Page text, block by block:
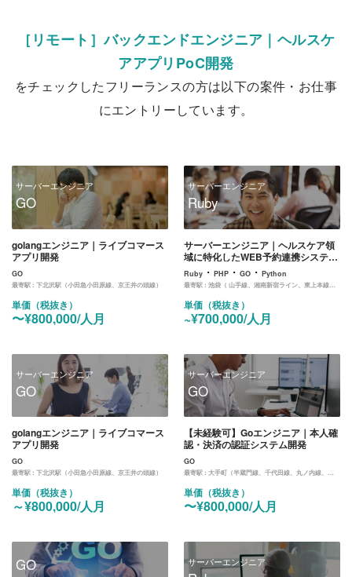
［リモート］バックエンドエンジニア｜ヘルスケ
アアプリPoC開発
をチェックしたフリーランスの方は以下の案件・お仕事
にエントリーしています。
サーバーエンジニア
GO
golangエンジニア｜ライブコマース
アプリ開発
GO
最寄駅 : 下北沢駅（小田急小田原線、京王井の頭線）
単価（税抜き）
〜¥800,000/人月
サーバーエンジニア
Ruby
サーバーエンジニア｜ヘルスケア領
域に特化したWEB予約連携システム
のサーバー開発
Ruby ・PHP ・GO ・Python
最寄駅 :池袋（ 山手線、湘南新宿ライン、東上本線、西武鉄道、池袋線、丸ノ内線、有楽町線、副都心線）
単価（税抜き）
~¥700,000/人月
サーバーエンジニア
GO
golangエンジニア｜ライブコマース
アプリ開発
GO
最寄駅 : 下北沢駅（小田急小田原線、京王井の頭線）
単価（税抜き）
～¥800,000/人月
サーバーエンジニア
GO
【未経験可】Goエンジニア｜本人確
認・決済の認証システム開発
GO
最寄駅 :大手町（半蔵門線、千代田線、丸ノ内線、三田線）
単価（税抜き）
〜¥800,000/人月
GO サーバーエンジニア